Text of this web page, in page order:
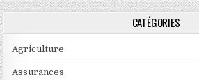
CATÉGORIES
Agriculture
Assurances